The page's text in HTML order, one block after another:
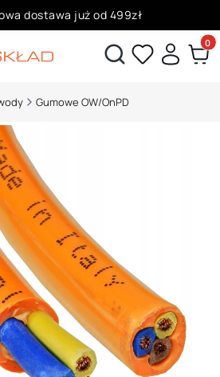
dostawa już od 499zł
i zbieraj punkty za zakupy!Otwórz wyszukiwarkę
Gumowe OW/OnPD